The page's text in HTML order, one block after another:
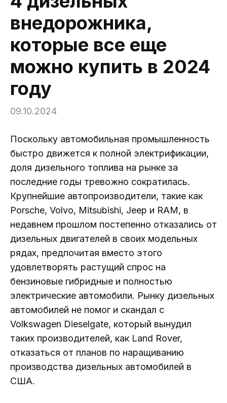
внедорожника,
которые все еще
можно купить в 2024
году
09.10.2024
Поскольку автомобильная промышленность
быстро движется к полной электрификации,
доля дизельного топлива на рынке за
последние годы тревожно сократилась.
Крупнейшие автопроизводители, такие как
Porsche, Volvo, Mitsubishi, Jeep и RAM, в
недавнем прошлом постепенно отказались от
дизельных двигателей в своих модельных
рядах, предпочитая вместо этого
удовлетворять растущий спрос на
бензиновые гибридные и полностью
электрические автомобили. Рынку дизельных
автомобилей не помог и скандал с
Volkswagen Dieselgate, который вынудил
таких производителей, как Land Rover,
отказаться от планов по наращиванию
производства дизельных автомобилей в
США.